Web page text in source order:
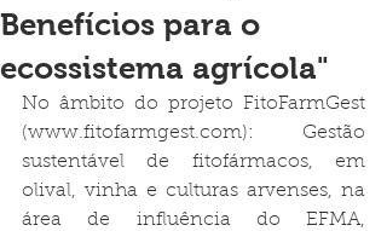
Benefícios para o
ecossistema agrícola"
No âmbito do projeto FitoFarmGest
(www.fitofarmgest.com): Gestão
sustentável de fitofármacos, em
olival, vinha e culturas arvenses, na
área de influência do EFMA,